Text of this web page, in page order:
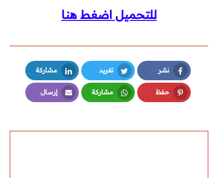
للتحميل اضغط هنا
نشر
Facebook
تغريد
Twitter
مشاركة
LinkedIn
حفظ مشاركة إرسال